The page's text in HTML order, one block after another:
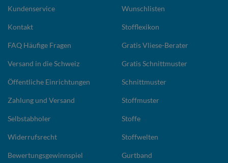
Kundenservice
Kontakt
FAQ Häufige Fragen
Versand in die Schweiz
Öffentliche Einrichtungen
Zahlung und Versand
Selbstabholer
Widerrufsrecht
Bewertungsgewinnspiel
Wunschlisten
Stofflexikon
Gratis Vliese-Berater
Gratis Schnittmuster
Schnittmuster
Stoffmuster
Stoffe
Stoffwelten
Gurtband